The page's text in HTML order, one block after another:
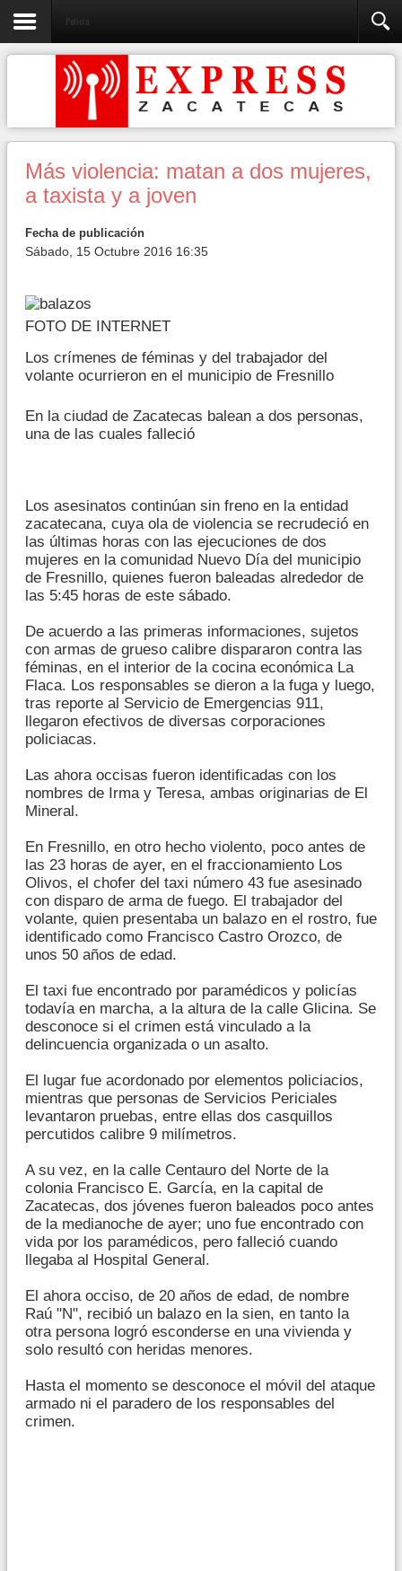
Policia
Más violencia: matan a dos mujeres,
a taxista y a joven
Fecha de publicación
Sábado, 15 Octubre 2016 16:35
FOTO DE INTERNET
Los crímenes de féminas y del trabajador del
volante ocurrieron en el municipio de Fresnillo
En la ciudad de Zacatecas balean a dos personas,
una de las cuales falleció
Los asesinatos continúan sin freno en la entidad
zacatecana, cuya ola de violencia se recrudeció en
las últimas horas con las ejecuciones de dos
mujeres en la comunidad Nuevo Día del municipio
de Fresnillo, quienes fueron baleadas alrededor de
las 5:45 horas de este sábado.
De acuerdo a las primeras informaciones, sujetos
con armas de grueso calibre dispararon contra las
féminas, en el interior de la cocina económica La
Flaca. Los responsables se dieron a la fuga y luego,
tras reporte al Servicio de Emergencias 911,
llegaron efectivos de diversas corporaciones
policiacas.
Las ahora occisas fueron identificadas con los
nombres de Irma y Teresa, ambas originarias de El
Mineral.
En Fresnillo, en otro hecho violento, poco antes de
las 23 horas de ayer, en el fraccionamiento Los
Olivos, el chofer del taxi número 43 fue asesinado
con disparo de arma de fuego. El trabajador del
volante, quien presentaba un balazo en el rostro, fue
identificado como Francisco Castro Orozco, de
unos 50 años de edad.
El taxi fue encontrado por paramédicos y policías
todavía en marcha, a la altura de la calle Glicina. Se
desconoce si el crimen está vinculado a la
delincuencia organizada o un asalto.
El lugar fue acordonado por elementos policiacios,
mientras que personas de Servicios Periciales
levantaron pruebas, entre ellas dos casquillos
percutidos calibre 9 milímetros.
A su vez, en la calle Centauro del Norte de la
colonia Francisco E. García, en la capital de
Zacatecas, dos jóvenes fueron baleados poco antes
de la medianoche de ayer; uno fue encontrado con
vida por los paramédicos, pero falleció cuando
llegaba al Hospital General.
El ahora occiso, de 20 años de edad, de nombre
Raú "N", recibió un balazo en la sien, en tanto la
otra persona logró esconderse en una vivienda y
solo resultó con heridas menores.
Hasta el momento se desconoce el móvil del ataque
armado ni el paradero de los responsables del
crimen.